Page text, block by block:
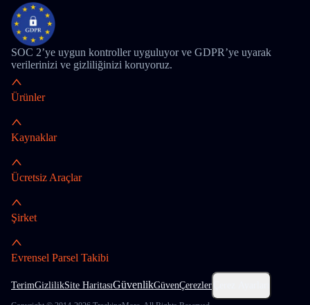
SOC 2’ye uygun kontroller uyguluyor ve GDPR’ye uyarak
verilerinizi ve gizliliğinizi koruyoruz.
Ürünler
Kaynaklar
Ücretsiz Araçlar
Şirket
Evrensel Parsel Takibi
TerimGizlilikSite HaritasıGüvenlikGüvenÇerezler